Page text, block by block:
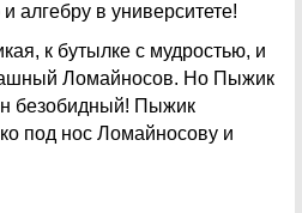
алгебру в университете!
к бутылке с мудростью, и
Ломайносов. Но Пыжик
безобидный! Пыжик
под нос Ломайносову и